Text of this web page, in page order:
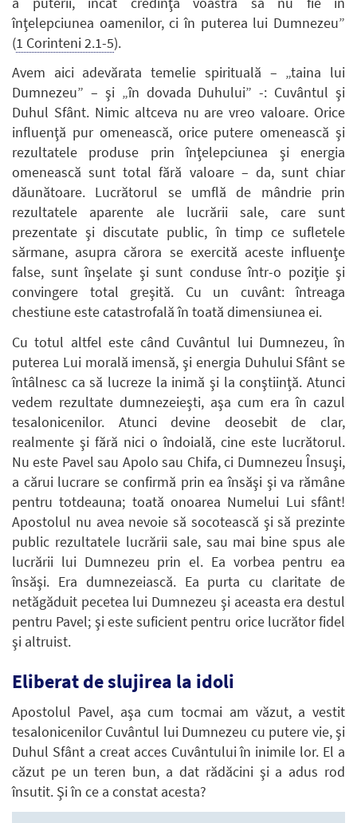
înţelepciunea oamenilor, ci în puterea lui Dumnezeu”
(1 Corinteni 2.1-5).
Avem aici adevărata temelie spirituală – „taina lui
Dumnezeu” – şi „în dovada Duhului” -: Cuvântul şi
Duhul Sfânt. Nimic altceva nu are vreo valoare. Orice
influenţă pur omenească, orice putere omenească şi
rezultatele produse prin înţelepciunea şi energia
omenească sunt total fără valoare – da, sunt chiar
dăunătoare. Lucrătorul se umflă de mândrie prin
rezultatele aparente ale lucrării sale, care sunt
prezentate şi discutate public, în timp ce sufletele
sărmane, asupra cărora se exercită aceste influenţe
false, sunt înşelate şi sunt conduse într-o poziţie şi
convingere total greşită. Cu un cuvânt: întreaga
chestiune este catastrofală în toată dimensiunea ei.
Cu totul altfel este când Cuvântul lui Dumnezeu, în
puterea Lui morală imensă, şi energia Duhului Sfânt se
întâlnesc ca să lucreze la inimă şi la conştiinţă. Atunci
vedem rezultate dumnezeieşti, aşa cum era în cazul
tesalonicenilor. Atunci devine deosebit de clar,
realmente şi fără nici o îndoială, cine este lucrătorul.
Nu este Pavel sau Apolo sau Chifa, ci Dumnezeu Însuşi,
a cărui lucrare se confirmă prin ea însăşi şi va rămâne
pentru totdeauna; toată onoarea Numelui Lui sfânt!
Apostolul nu avea nevoie să socotească şi să prezinte
public rezultatele lucrării sale, sau mai bine spus ale
lucrării lui Dumnezeu prin el. Ea vorbea pentru ea
însăşi. Era dumnezeiască. Ea purta cu claritate de
netăgăduit pecetea lui Dumnezeu şi aceasta era destul
pentru Pavel; şi este suficient pentru orice lucrător fidel
şi altruist.
Eliberat de slujirea la idoli
Apostolul Pavel, aşa cum tocmai am văzut, a vestit
tesalonicenilor Cuvântul lui Dumnezeu cu putere vie, şi
Duhul Sfânt a creat acces Cuvântului în inimile lor. El a
căzut pe un teren bun, a dat rădăcini şi a adus rod
însutit. Şi în ce a constat acesta?